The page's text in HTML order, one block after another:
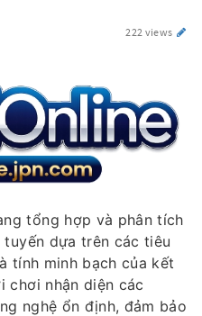
222 views
tổng hợp và phân tích
dựa trên các tiêu
tính minh bạch của kết
chơi nhận diện các
nghệ ổn định, đảm bảo